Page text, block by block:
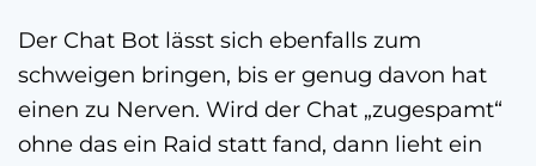
Der Chat Bot lässt sich ebenfalls zum
schweigen bringen, bis er genug davon hat
einen zu Nerven. Wird der Chat „zugespamt“
ohne das ein Raid statt fand, dann lieht ein